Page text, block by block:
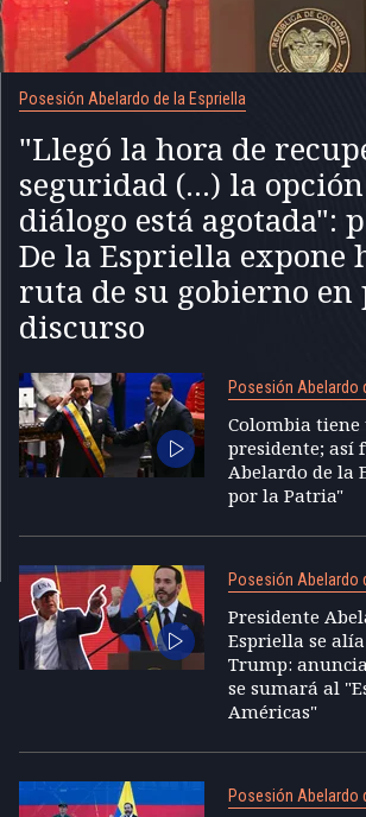
Posesión Abelardo de la Espriella
"Llegó la hora de
seguridad (...) la
diálogo está agotada":
De la Espriella expone
ruta de su gobierno
discurso
Posesión Abelardo
Colombia tiene
presidente; así
Abelardo de la
por la Patria"
Posesión Abelardo
Presidente
Espriella se
Trump:
se sumará al
Américas"
Posesión Abelardo